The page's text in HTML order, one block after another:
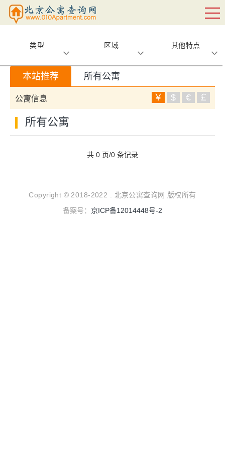
类型 区域 其他特点
本站推荐 所有公寓
公寓信息 ￥ $ € ￡
所有公寓
共 0 页/0 条记录
Copyright © 2018-2022 . 北京公寓查询网 版权所有
备案号： 京ICP备12014448号-2